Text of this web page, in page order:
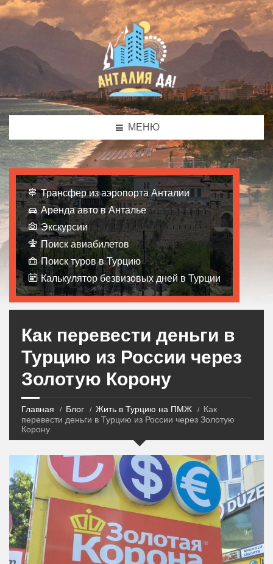
МЕНЮ
Трансфер из аэропорта Анталии
Аренда авто в Анталье
Экскурсии
Поиск авиабилетов
Поиск туров в Турцию
Калькулятор безвизовых дней в Турции
Как перевести деньги в
Турцию из России через
Золотую Корону
Главная Блог Жить в Турцию на ПМЖ
Как
перевести деньги в Турцию из России через Золотую
Корону